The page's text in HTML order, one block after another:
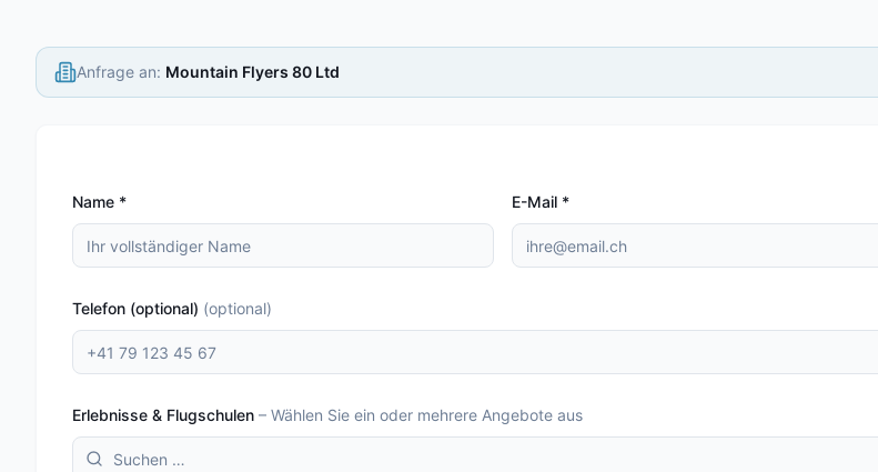
Anfrage an: Mountain Flyers 80 Ltd
Name * E-Mail *
Telefon (optional) (optional)
Erlebnisse & Flugschulen – Wählen Sie ein oder mehrere Angebote aus